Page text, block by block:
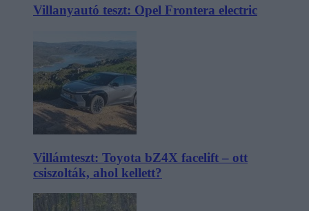
Villanyautó teszt: Opel Frontera electric
Villámteszt: Toyota bZ4X facelift – ott
csiszolták, ahol kellett?